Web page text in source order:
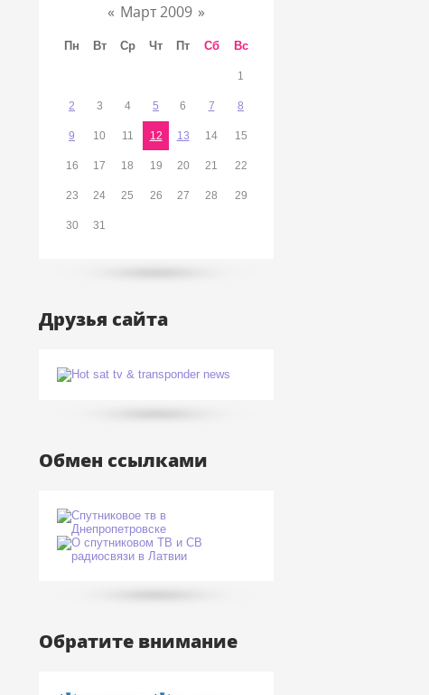
« Март 2009 »
Пн Вт Ср Чт Пт Сб Вс
1
2 3 4 5 6 7 8
9 10 11 12 13 14 15
16 17 18 19 20 21 22
23 24 25 26 27 28 29
30 31
Друзья сайта
Обмен ссылками
Обратите внимание